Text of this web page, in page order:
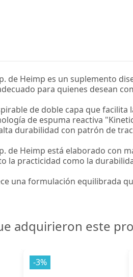
de Heimp es un suplemento
para quienes desean
de doble capa que
de espuma reactiva
durabilidad con patrón de
de Heimp está elaborado con
la practicidad como la
una formulación equilibrada
adquirieron este
-3%